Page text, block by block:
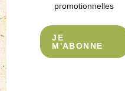
promotionnelles
JE
M'ABONNE